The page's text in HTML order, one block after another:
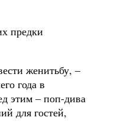
предки
женитьбу, –
года в
этим – поп-дива
для гостей,